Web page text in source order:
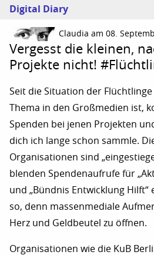
Digital Diary
Claudia am 08.
Vergesst die kleinen,
Projekte nicht!
Seit die Situation der
Thema in den Großmedien ist,
Spenden bei jenen Projekten
dich ich lange schon sammle.
Organisationen sind
blenden Spendenaufrufe für
und „Bündnis Entwicklung Hilft“
so, denn massenmediale
Herz und Geldbeutel zu öffnen.
Organisationen wie die KuB